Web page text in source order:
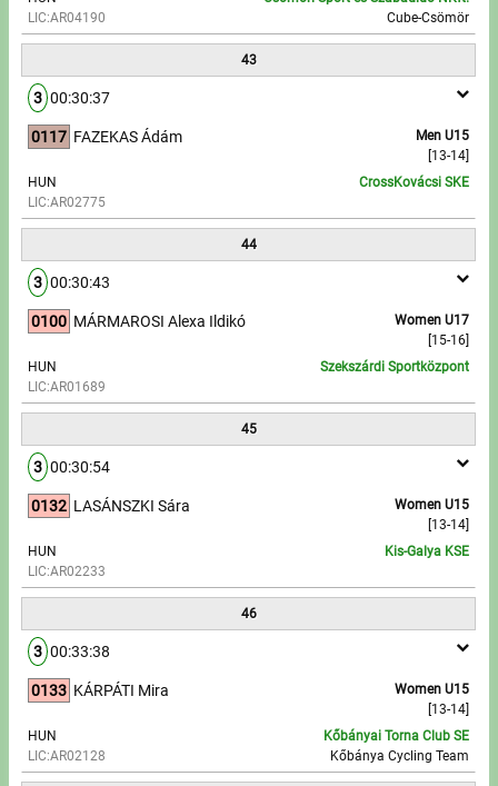
LIC:AR04190
Cube-Csömör
43
3 00:30:37
0117
Men U15
[13-14]
FAZEKAS Ádám
HUN
LIC:AR02775
CrossKovácsi SKE
44
3 00:30:43
0100
Women U17
[15-16]
MÁRMAROSI Alexa Ildikó
HUN
LIC:AR01689
Szekszárdi Sportközpont
45
3 00:30:54
0132
Women U15
[13-14]
LASÁNSZKI Sára
HUN
LIC:AR02233
Kis-Galya KSE
46
3 00:33:38
0133
Women U15
[13-14]
KÁRPÁTI Mira
HUN
LIC:AR02128
Kőbányai Torna Club SE
Kőbánya Cycling Team